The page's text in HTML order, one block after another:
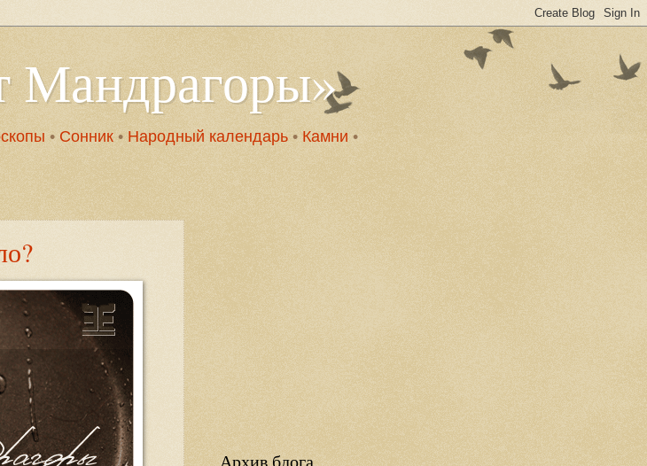
Мандрагоры»
• Сонник • Народный календарь • Камни •
Архив блога